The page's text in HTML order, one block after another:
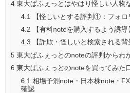
4 東大ぱふぇっとはやはり怪しい人物
4.1
【怪しいとする評判①：フォロ
4.2 【有料noteを購入するよう誘導
4.3 【詐欺・怪しいと検索される背
5 東大ぱふぇっとのnoteの評判からわ
6 東大ぱふぇっとのnoteを買ってみた
6.1 相場予測note・日本株note・
確認